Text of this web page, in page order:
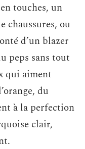
touches, un
chaussures, ou
d’un blazer
peps sans tout
qui aiment
du
à la perfection
clair,